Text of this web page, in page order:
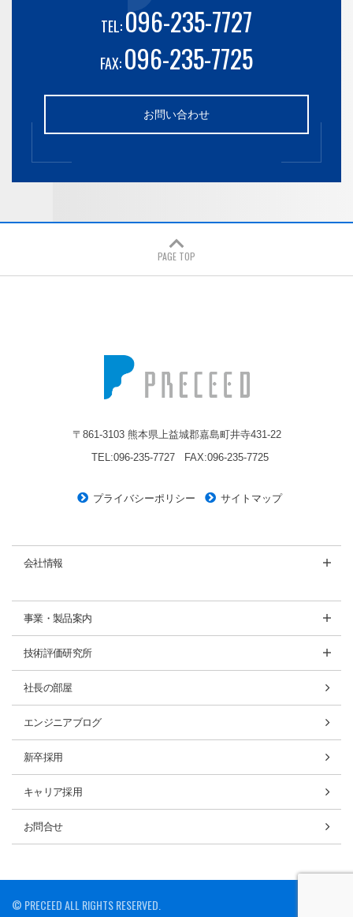
TEL:096-235-7727
FAX:096-235-7725
お問い合わせ
PAGE TOP
〒861-3103 熊本県上益城郡嘉島町井寺431-22
TEL:096-235-7727
FAX:096-235-7725
プライバシーポリシー サイトマップ
会社情報
事業・製品案内
技術評価研究所
社長の部屋
エンジニアブログ
新卒採用
キャリア採用
お問合せ
© PRECEED ALL RIGHTS RESERVED.